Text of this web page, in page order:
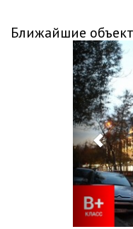
Ближайшие
Previous